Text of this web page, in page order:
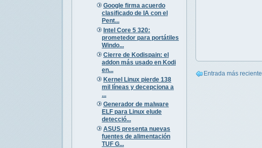
Google firma acuerdo
clasificado de IA con el
Pent...
Intel Core 5 320:
prometedor para portátiles
Windo...
Cierre de Kodispain: el
addon más usado en Kodi
en...
Kernel Linux pierde 138
mil líneas y decepciona a
...
Generador de malware
ELF para Linux elude
detecció...
ASUS presenta nuevas
fuentes de alimentación
TUF G...
Entrada más reciente